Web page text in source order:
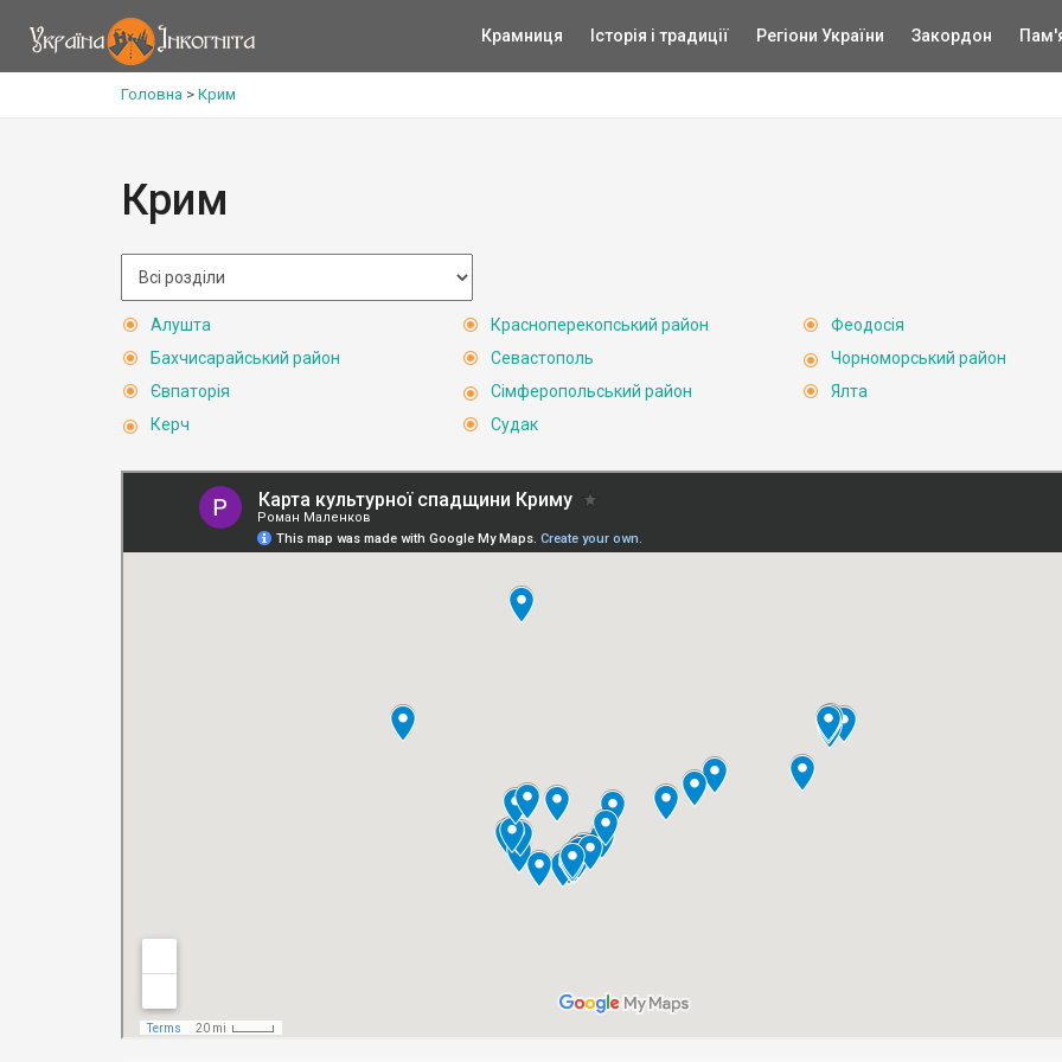
Крамниця Історія і традиції Регіони України Закордон
Головна > Крим
Крим
Алушта
Бахчисарайський район
Євпаторія
Керч
Красноперекопський район
Севастополь
Сімферопольський район
Судак
Феодосія
Чорноморський район
Ялта